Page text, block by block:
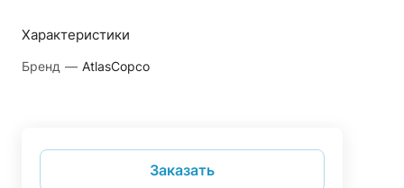
Характеристики
Бренд — AtlasCopco
Заказать